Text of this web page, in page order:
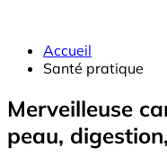
Accueil
Santé pratique
Merveilleuse
peau,